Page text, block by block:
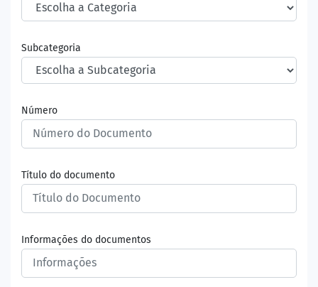
Subcategoria
Número
Título do documento
Informações do documentos